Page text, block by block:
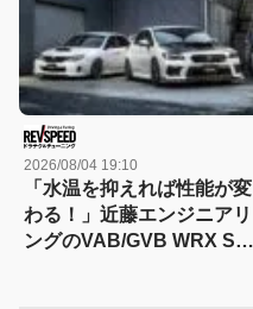
ー/TGV編
2026/08/04 19:10
「水温を抑えれば性能が変
わる！」近藤エンジニアリ
ングのVAB/GVB WRX STI